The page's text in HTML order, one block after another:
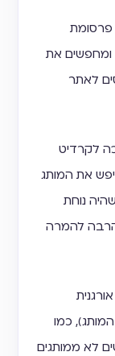
פרסומת
ומחפשים את
לאתר
לקרדיט
את המותג
נוחת
להמרה
כמו
לא ממותגים